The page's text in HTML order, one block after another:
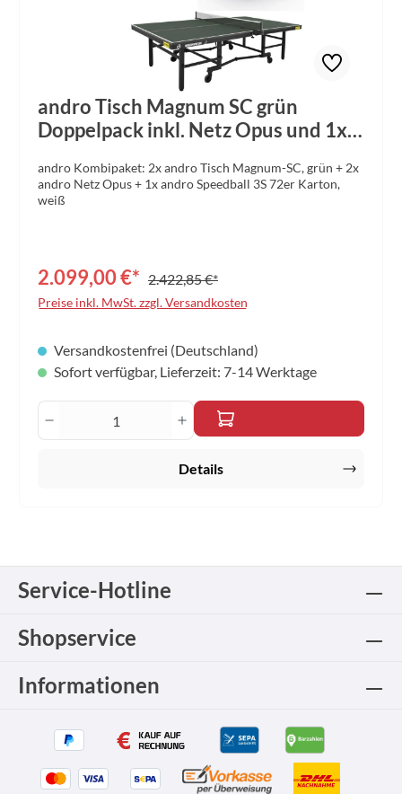
andro Tisch Magnum SC grün
Doppelpack inkl. Netz Opus und 1x
andro Kombipaket: 2x andro Tisch Magnum-SC, grün + 2x
andro Netz Opus + 1x andro Speedball 3S 72er Karton,
weiß
2.099,00 €* 2.422,85 €*
Preise inkl. MwSt. zzgl. Versandkosten
Versandkostenfrei (Deutschland)
Sofort verfügbar, Lieferzeit: 7-14 Werktage
Produkt Anzahl: Gib den gewünschten
Details
Service-Hotline
Shopservice
Informationen